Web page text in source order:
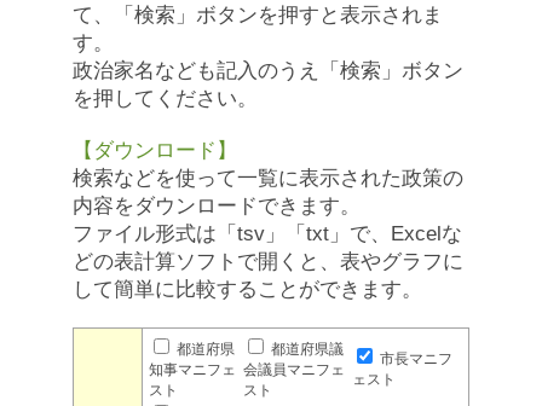
て、「検索」ボタンを押すと表示されま
す。
政治家名なども記入のうえ「検索」ボタン
を押してください。
【ダウンロード】
検索などを使って一覧に表示された政策の
内容をダウンロードできます。
ファイル形式は「tsv」「txt」で、Excelな
どの表計算ソフトで開くと、表やグラフに
して簡単に比較することができます。
都道府県
知事マニフェ
スト
都道府県議
会議員マニフェ
スト
市長マニフ
ェスト